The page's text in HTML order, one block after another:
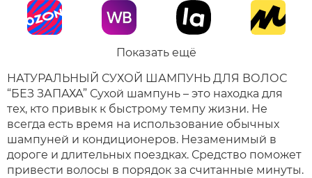
Показать ещё
НАТУРАЛЬНЫЙ СУХОЙ ШАМПУНЬ ДЛЯ ВОЛОС
“БЕЗ ЗАПАХА” Сухой шампунь – это находка для
тех, кто привык к быстрому темпу жизни. Не
всегда есть время на использование обычных
шампуней и кондиционеров. Незаменимый в
дороге и длительных поездках. Средство поможет
привести волосы в порядок за считанные минуты.